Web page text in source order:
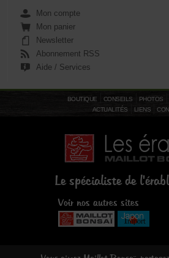
Mon compte
Mon panier
Newsletter
Abonnement RSS
Aide / Services
BOUTIQUE CONSEILS PHOTOS
ACTUALITÉS
LIENS
Le spécialiste de
Voir nos autres sites